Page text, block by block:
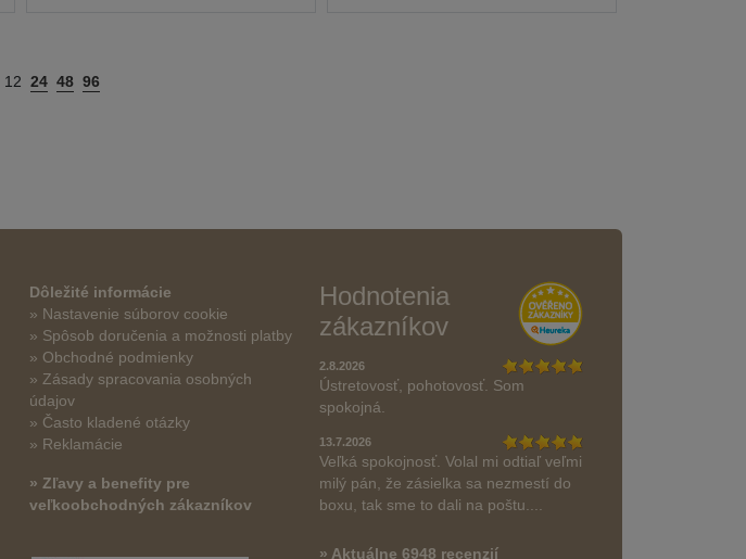
12 24 48 96
Dôležité informácie
» Nastavenie súborov cookie
» Spôsob doručenia a možnosti platby
» Obchodné podmienky
» Zásady spracovania osobných
údajov
» Často kladené otázky
» Reklamácie
» Zľavy a benefity pre
veľkoobchodných zákazníkov
Hodnotenia
zákazníkov
2.8.2026
Ústretovosť, pohotovosť. Som
spokojná.
13.7.2026
Veľká spokojnosť. Volal mi odtiaľ veľmi
milý pán, že zásielka sa nezmestí do
boxu, tak sme to dali na poštu....
» Aktuálne 6948 recenzií